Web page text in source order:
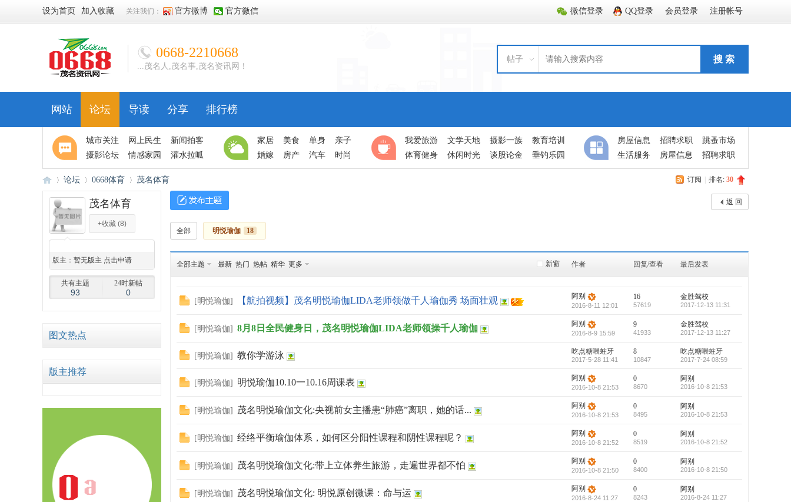
微信登录 QQ登录 会员登录 注册帐号
设为首页 加入收藏 关注我们： 官方微博 官方微信
0668-2210668
...茂名人,茂名事,茂名资讯网！
帖子 搜 索
网站 论坛 导读 分享 排行榜
城市关注 网上民生
新闻拍客
摄影论坛
情感家园 灌水拉呱
家居 美食 单身
亲子
婚嫁
房产 汽车 时尚
我爱旅游 文学天地 摄影一族
教育培训
体育健身
休闲时光 谈股论金 垂钓乐园
房屋信息 招聘求职
跳蚤市场
生活服务
房屋信息 招聘求职
订阅 排名: 30
06
68
»
论坛 0668体育
›
茂名体育
茂名体育
+收藏 (8)
版主： 暂无版主 点击申请
◆
◆
共有主题
93
24时新帖
0
图文热点
版主推荐
返 回
全部 明悦瑜伽 18
新窗
全部主题 最新 热门 热帖 精华 更多 作者 回复/查看 最后发表
[明悦瑜伽] 【航拍视频】茂名明悦瑜伽LIDA老师领做千人瑜伽秀 场面壮观 阿别
2016-8-11 12:01
16
57619
金胜驾校
2017-12-13 11:31
[明悦瑜伽] 8月8日全民健身日，茂名明悦瑜伽LIDA老师领操千人瑜伽 阿别
2016-8-9 15:59
9
41933
金胜驾校
2017-12-13 11:27
[明悦瑜伽] 教你学游泳 吃点糖喂蛀牙
2017-5-28 11:41
8
10847
吃点糖喂蛀牙
2017-7-24 08:59
[明悦瑜伽] 明悦瑜伽10.10一10.16周课表 阿别
2016-10-8 21:53
0
8670
阿别
2016-10-8 21:53
[明悦瑜伽] 茂名明悦瑜伽文化:央视前女主播患“肺癌”离职，她的话... 阿别
2016-10-8 21:53
0
8495
阿别
2016-10-8 21:53
[明悦瑜伽] 经络平衡瑜伽体系，如何区分阳性课程和阴性课程呢？ 阿别
2016-10-8 21:52
0
8519
阿别
2016-10-8 21:52
[明悦瑜伽] 茂名明悦瑜伽文化:带上立体养生旅游，走遍世界都不怕 阿别
2016-10-8 21:50
0
8400
阿别
2016-10-8 21:50
[明悦瑜伽] 茂名明悦瑜伽文化: 明悦原创微课：命与运 阿别
2016-8-24 11:27
0
8243
阿别
2016-8-24 11:27